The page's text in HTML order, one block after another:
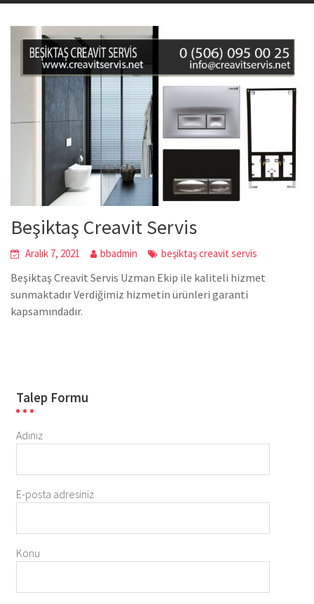
Beşiktaş Creavit Servis
Aralık 7, 2021 bbadmin beşiktaş creavit servis
Beşiktaş Creavit Servis Uzman Ekip ile kaliteli hizmet
sunmaktadır Verdiğimiz hizmetin ürünleri garanti
kapsamındadır.
Talep Formu
Adınız
E-posta adresiniz
Konu